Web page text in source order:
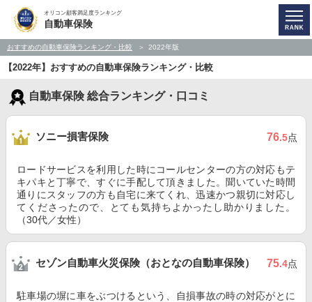
オリコン顧客満足度ランキング
自動車保険
おすすめの自動車保険ランキング・比較 2022年版
【2022年】おすすめの自動車保険ランキング・比較
自動車保険 総合ランキング・口コミ
ソニー損害保険 76.5点
ロードサービスを利用した時にコールセンターの方の対応もテ
キパキと丁寧で、すぐに手配して頂きました。聞いていた時間
通りにスタッフの方も自宅に来てくれ、迅速かつ親切に対応し
てくださったので、とても気持ちよかったし助かりました。
（30代／女性）
セゾン自動車火災保険（おとなの自動車保険） 75.4点
駐車場の塀に車をぶつけるという、自損事故の時の対応がとに